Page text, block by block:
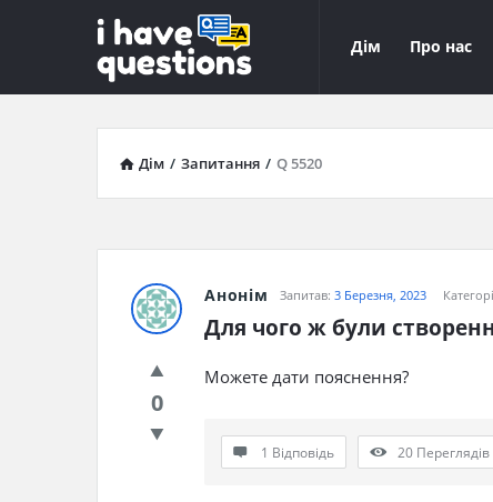
iHaveQuestions
Навігація
Дім Про нас
Дім / Запитання / Q 5520
Анонім Запитав: 3 Березня, 2023
Для чого ж були
0
Можете дати пояснення?
1 Відповідь 20 Переглядів